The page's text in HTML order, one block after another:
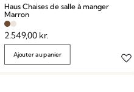
Haus Chaises de salle à manger
Marron
2.549,00 kr.
Ajouter au panier